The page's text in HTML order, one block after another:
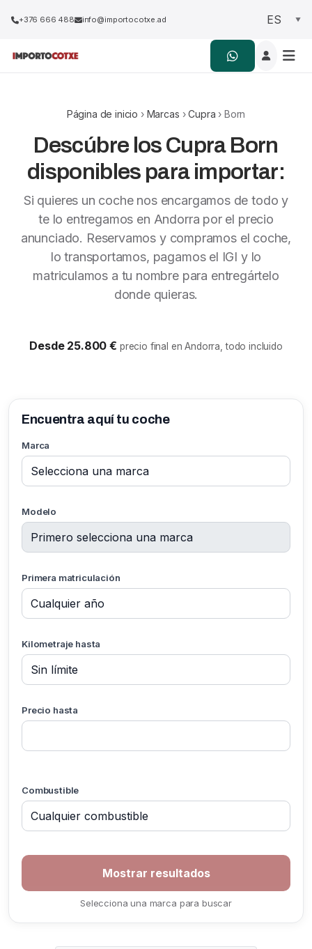
+376 666 488 info@importocotxe.ad
Página de inicio › Marcas ›Cupra › Born
Descúbre los Cupra Born
disponibles para importar:
Si quieres un coche nos encargamos de todo y
te lo entregamos en Andorra por el precio
anunciado. Reservamos y compramos el coche,
lo transportamos, pagamos el IGI y lo
matriculamos a tu nombre para entregártelo
donde quieras.
Desde 25.800 € precio final en Andorra, todo incluido
Encuentra aquí tu coche
Marca
Modelo
Primera matriculación
Kilometraje hasta
Precio hasta
Combustible
Selecciona una marca para buscar